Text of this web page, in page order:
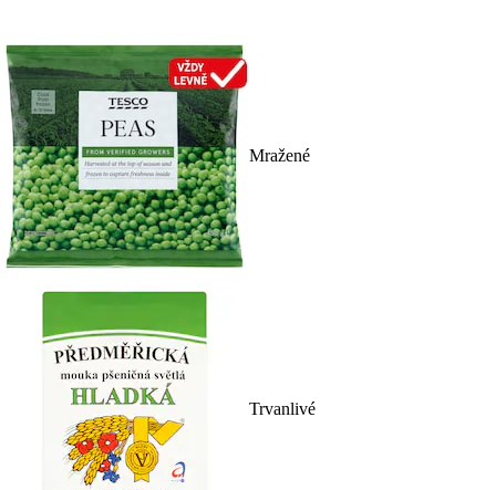
Mražené
Trvanlivé